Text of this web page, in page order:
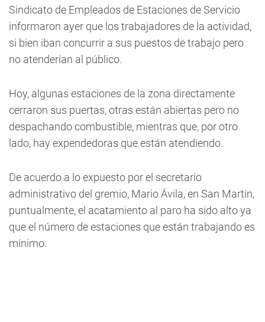
Sindicato de Empleados de Estaciones de Servicio
informaron ayer que los trabajadores de la actividad,
si bien iban concurrir a sus puestos de trabajo pero
no atenderían al público.
Hoy, algunas estaciones de la zona directamente
cerraron sus puertas, otras están abiertas pero no
despachando combustible, mientras que, por otro
lado, hay expendedoras que están atendiendo.
De acuerdo a lo expuesto por el secretario
administrativo del gremio, Mario Ávila, en San Martín,
puntualmente, el acatamiento al paro ha sido alto ya
que el número de estaciones que están trabajando es
mínimo.